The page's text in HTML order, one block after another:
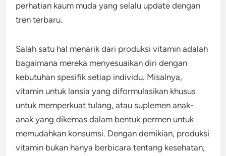
perhatian kaum muda yang selalu update dengan
tren terbaru.
Salah satu hal menarik dari produksi vitamin adalah
bagaimana mereka menyesuaikan diri dengan
kebutuhan spesifik setiap individu. Misalnya,
vitamin untuk lansia yang diformulasikan khusus
untuk memperkuat tulang, atau suplemen anak-
anak yang dikemas dalam bentuk permen untuk
memudahkan konsumsi. Dengan demikian, produksi
vitamin bukan hanya berbicara tentang kesehatan,